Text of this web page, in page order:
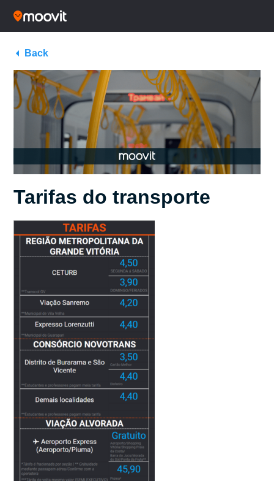
Back
Tarifas do transporte